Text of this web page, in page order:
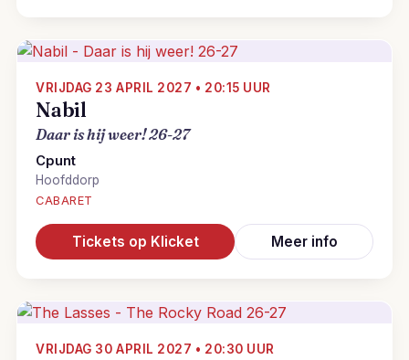
VRIJDAG 23 APRIL 2027 • 20:15 UUR
Nabil
Daar is hij weer! 26-27
Cpunt
Hoofddorp
CABARET
Tickets op Klicket Meer info
VRIJDAG 30 APRIL 2027 • 20:30 UUR